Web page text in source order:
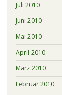
Juli 2010
Juni 2010
Mai 2010
April 2010
März 2010
Februar 2010